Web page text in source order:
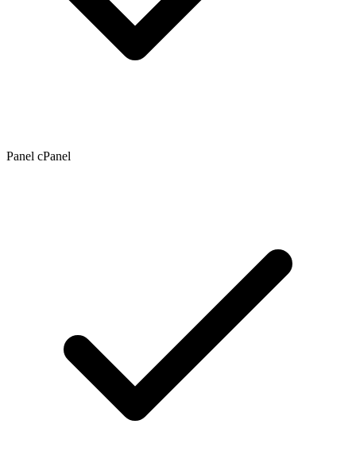
Panel cPanel